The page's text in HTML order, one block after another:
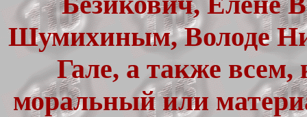
Шумихиным, Володе
Гале, а также
моральный или